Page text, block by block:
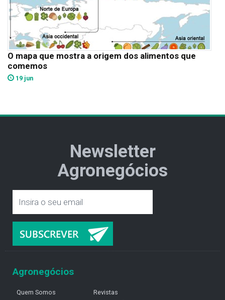
O mapa que mostra a origem dos alimentos que
comemos
19 jun
Newsletter
Agronegócios
Agronegócios
Quem Somos
Revistas